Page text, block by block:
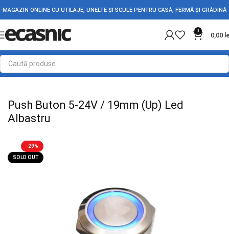
MAGAZIN ONLINE CU UTILAJE, UNELTE ȘI SCULE PENTRU CASĂ, FERMĂ ȘI GRĂDINĂ
0
0,00
Prima pagină Electrice Intrerupatoare - Butoane
Push Buton 5-24V / 19mm (Up) Led
Albastru
-29%
SOLD OUT